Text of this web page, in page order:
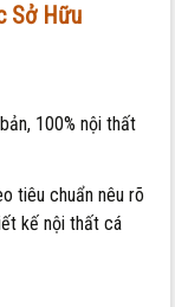
Sở Hữu
100% nội thất
tiêu chuẩn nêu rõ
kế nội thất cá